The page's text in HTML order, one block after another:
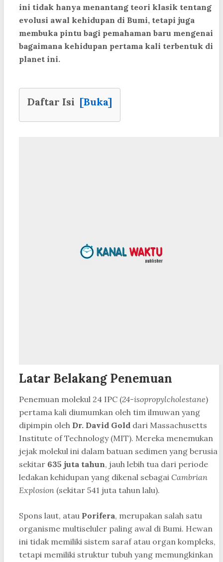
ini tidak hanya menantang teori klasik tentang
evolusi awal kehidupan di Bumi, tetapi juga
membuka pintu bagi pemahaman baru mengenai
bagaimana kehidupan pertama kali terbentuk di
planet ini.
Daftar Isi [Buka]
Latar Belakang Penemuan
Penemuan molekul 24 IPC (24-isopropylcholestane)
pertama kali diumumkan oleh tim ilmuwan yang
dipimpin oleh Dr. David Gold dari Massachusetts
Institute of Technology (MIT). Mereka menemukan
jejak molekul ini dalam batuan sedimen yang berusia
sekitar 635 juta tahun, jauh lebih tua dari periode
ledakan kehidupan yang dikenal sebagai Cambrian
Explosion (sekitar 541 juta tahun lalu).
Spons laut, atau Porifera, merupakan salah satu
organisme multiseluler paling awal di Bumi. Hewan
ini tidak memiliki sistem saraf atau organ kompleks,
tetapi memiliki struktur tubuh yang memungkinkan